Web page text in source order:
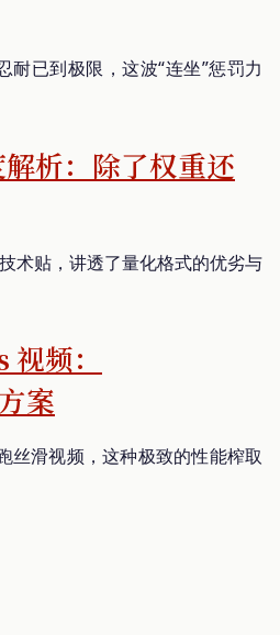
耐已到极限，这波“连坐”惩罚力
析：除了权重还
术贴，讲透了量化格式的优劣与
频：
案
丝滑视频，这种极致的性能榨取